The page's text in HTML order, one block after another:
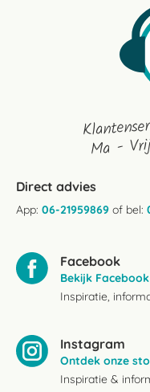
Ma -
Direct advies
App: 06-21959869 of bel:
Facebook
Bekijk Facebook
Inspiratie,
Instagram
Ontdek onze
Inspiratie &